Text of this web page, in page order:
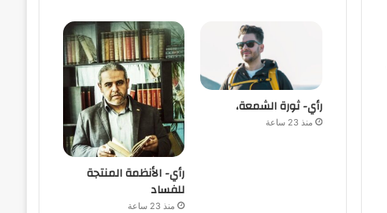
رأي- ثورة الشمعة،
منذ 23 ساعة
رأي- الأنظمة المنتجة
للفساد
منذ 23 ساعة